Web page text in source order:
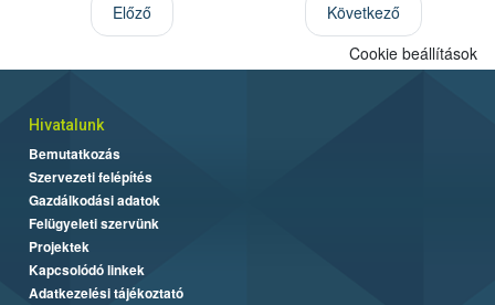
Előző
Következő
Cookie beállítások
Hivatalunk
Bemutatkozás
Szervezeti felépítés
Gazdálkodási adatok
Felügyeleti szervünk
Projektek
Kapcsolódó linkek
Adatkezelési tájékoztató